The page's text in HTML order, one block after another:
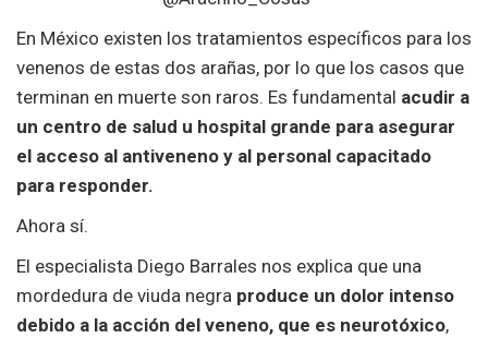
En México existen los tratamientos específicos para los
venenos de estas dos arañas, por lo que los casos que
terminan en muerte son raros. Es fundamental acudir a
un centro de salud u hospital grande para asegurar
el acceso al antiveneno y al personal capacitado
para responder.
Ahora sí.
El especialista Diego Barrales nos explica que una
mordedura de viuda negra produce un dolor intenso
debido a la acción del veneno, que es neurotóxico,